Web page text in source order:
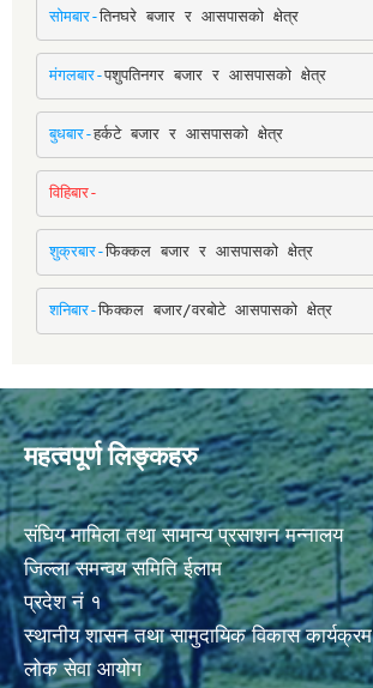
सोमबार-तिनघरे बजार र आसपासको क्षेत्र
मंगलबार-पशुपतिनगर बजार र आसपासको क्षेत्र
बुधबार-हर्कटे बजार र आसपासको क्षेत्र
विहिबार-
शुक्रबार-फिक्कल बजार र आसपासको क्षेत्र
शनिबार-फिक्कल बजार/वरबोटे आसपासको क्षेत्र
महत्वपूर्ण लिङ्कहरु
संघिय मामिला तथा सामान्य प्रसाशन मन्नालय
जिल्ला समन्वय समिति ईलाम
प्रदेश नं १
स्थानीय शासन तथा सामुदायिक विकास कार्यक्रम
लोक सेवा आयोग